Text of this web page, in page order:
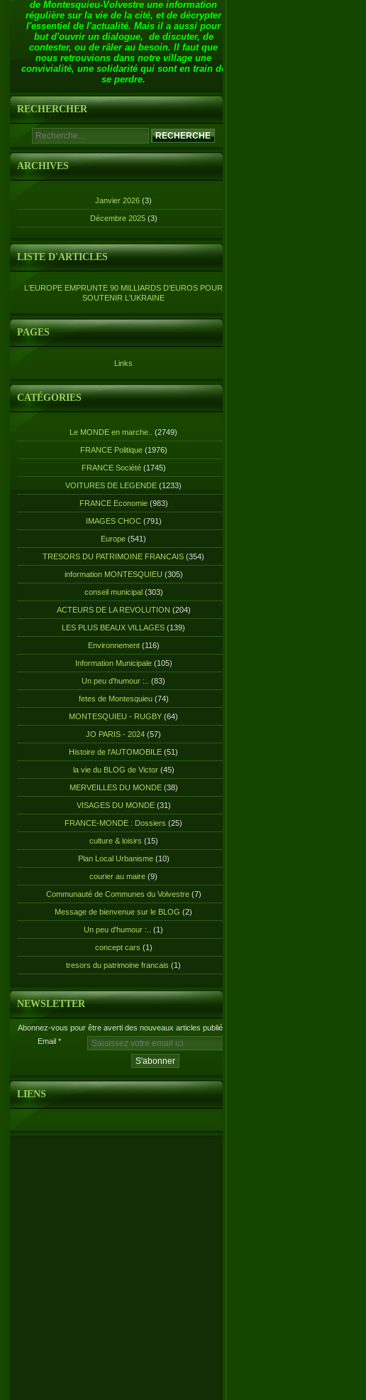
de Montesquieu-Volvestre une information
régulière sur la vie de la cité, et de décrypter
l'essentiel de l'actualité. Mais il a aussi pour
but d'ouvrir un dialogue, de discuter, de
contester, ou de râler au besoin. Il faut que
nous retrouvions dans notre village une
convivialité, une solidarité qui sont en train de
se perdre.
RECHERCHER
ARCHIVES
Janvier 2026 (3)
Décembre 2025 (3)
LISTE D'ARTICLES
L'EUROPE EMPRUNTE 90 MILLIARDS D'EUROS POUR
SOUTENIR L'UKRAINE
PAGES
Links
CATÉGORIES
Le MONDE en marche.. (2749)
FRANCE Politique(1976)
FRANCE Société(1745)
VOITURES DE LEGENDE (1233)
FRANCE Economie(983)
IMAGES CHOC(791)
Europe (541)
TRESORS DU PATRIMOINE FRANCAIS (354)
information MONTESQUIEU (305)
conseil municipal(303)
ACTEURS DE LA REVOLUTION (204)
LES PLUS BEAUX VILLAGES (139)
Environnement(116)
Information Municipale(105)
Un peu d'humour :.. (83)
fetes de Montesquieu(74)
MONTESQUIEU - RUGBY (64)
JO PARIS - 2024 (57)
Histoire de l'AUTOMOBILE (51)
la vie du BLOG de Victor(45)
MERVEILLES DU MONDE(38)
VISAGES DU MONDE(31)
FRANCE-MONDE : Dossiers (25)
culture & loisirs (15)
Plan Local Urbanisme(10)
courier au maire (9)
Communauté de Communes du Volvestre(7)
Message de bienvenue sur le BLOG (2)
Un peu d'humour :.. (1)
concept cars (1)
tresors du patrimoine francais (1)
NEWSLETTER
Abonnez-vous pour être averti des nouveaux articles publiés.
Email
LIENS